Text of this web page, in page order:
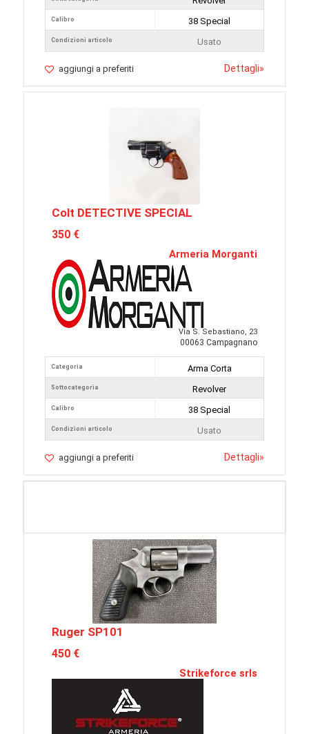
Calibro
Condizioni articolo
38 Special
Usato
aggiungi a preferiti Dettagli»
Colt DETECTIVE SPECIAL
350 €
Armeria Morganti
Via S. Sebastiano, 23
00063 Campagnano
Categoria
Sottocategoria
Calibro
Condizioni articolo
Arma Corta
Revolver
38 Special
Usato
aggiungi a preferiti Dettagli»
Ruger SP101
450 €
Strikeforce srls